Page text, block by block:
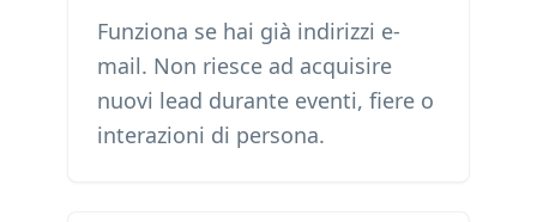
Funziona se hai già indirizzi e-
mail. Non riesce ad acquisire
nuovi lead durante eventi, fiere o
interazioni di persona.